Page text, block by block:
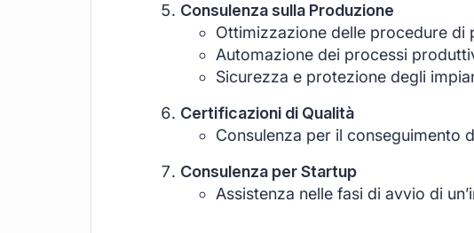
Consulenza sulla Produzione
Ottimizzazione delle procedure di
Automazione dei processi
Sicurezza e protezione degli
Certificazioni di Qualità
Consulenza per il conseguimento
Consulenza per Startup
Assistenza nelle fasi di avvio di